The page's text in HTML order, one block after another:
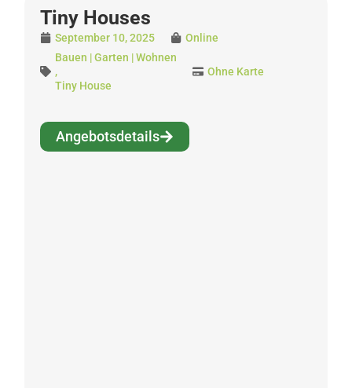
Tiny Houses
September 10, 2025
Online
Bauen | Garten | Wohnen
,
Tiny House
Ohne Karte
Angebotsdetails